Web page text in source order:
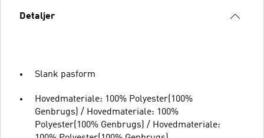
Detaljer
Slank pasform
Hovedmateriale: 100% Polyester(100%
Genbrugs) / Hovedmateriale: 100%
Polyester(100% Genbrugs) / Hovedmateriale: